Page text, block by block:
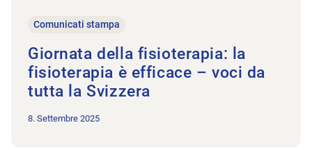
Comunicati stampa
Giornata della fisioterapia: la
fisioterapia è efficace – voci da
tutta la Svizzera
8. Settembre 2025